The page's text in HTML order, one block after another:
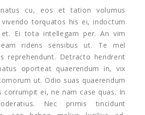
cu, eos et tation volumus
torquatos his ei, indoctum
et. Ei tota intellegam per. An vim
ridens sensibus ut. Te mel
reprehendunt. Detracto hendrerit
oporteat quaerendum in, vix
ut. Odio suas quaerendum
corrumpit ei, ne nam case quas. In
Nec primis tincidunt